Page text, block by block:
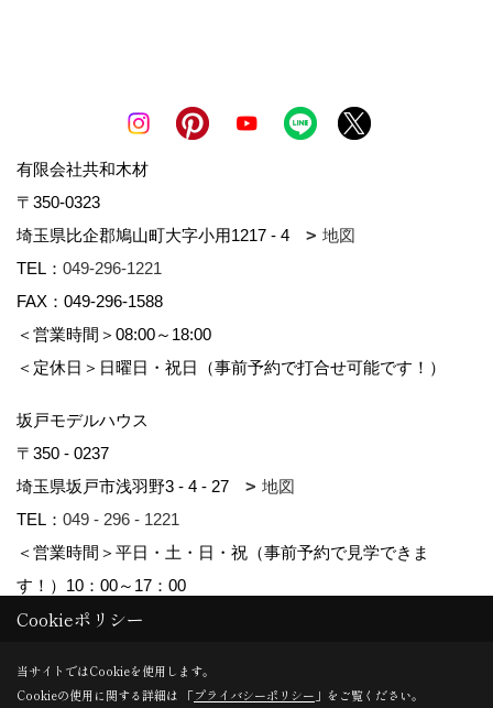
有限会社共和木材
〒350-0323
埼玉県比企郡鳩山町大字小用1217 - 4
地図
TEL： 049-296-1221
FAX：049-296-1588
＜営業時間＞08:00～18:00
＜定休日＞日曜日・祝日（事前予約で打合せ可能です！）
坂戸モデルハウス
〒350 - 0237
埼玉県坂戸市浅羽野3 - 4 - 27
地図
TEL： 049 - 296 - 1221
＜営業時間＞平日・土・日・祝（事前予約で見学できま
す！）10：00～17：00
Copyright (c) kyowa. All Rights Reserved.
Produced byゴデスクリエイト
Cookieポリシー
当サイトではCookieを使用します。
Cookieの使用に関する詳細は 「プライバシーポリシー 」をご覧ください。